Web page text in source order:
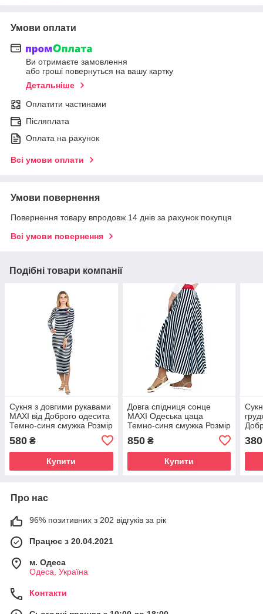
Умови оплати
Ви отримаєте замовлення
або гроші повернуться на вашу картку
Детальніше
Оплатити частинами
Післяплата
Оплата на рахунок
Всі умови оплати
Умови повернення
Повернення товару впродовж 14 днів за рахунок покупця
Всі умови повернення
Подібні товари компанії
Сукня з довгими рукавами
МАХІ від Доброго одесита
Темно-синя смужка Розмір
580 ₴
Купити
Довга спідниця сонце
МАХІ Одеська цаца
Темно-синя смужка Розмір
850₴
Купити
380
Про нас
96% позитивних з 202 відгуків за рік
Працює з 20.04.2021
м. Одеса
Одеса, Україна
Контакти